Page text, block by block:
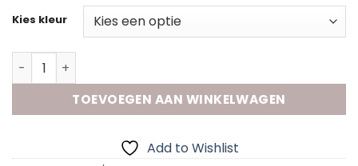
Kies kleur
Gekleurde pennen - Blanco aantal
TOEVOEGEN AAN WINKELWAGEN
Add to Wishlist